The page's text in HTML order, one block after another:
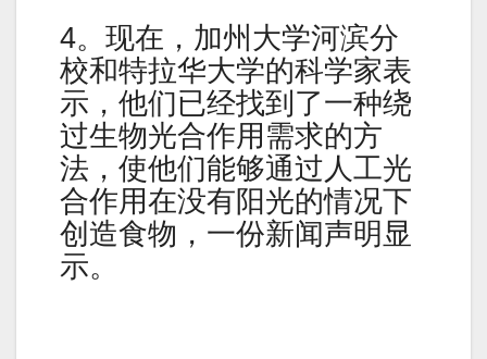
4。现在，加州大学河滨分
校和特拉华大学的科学家表
示，他们已经找到了一种绕
过生物光合作用需求的方
法，使他们能够通过人工光
合作用在没有阳光的情况下
创造食物，一份新闻声明显
示。